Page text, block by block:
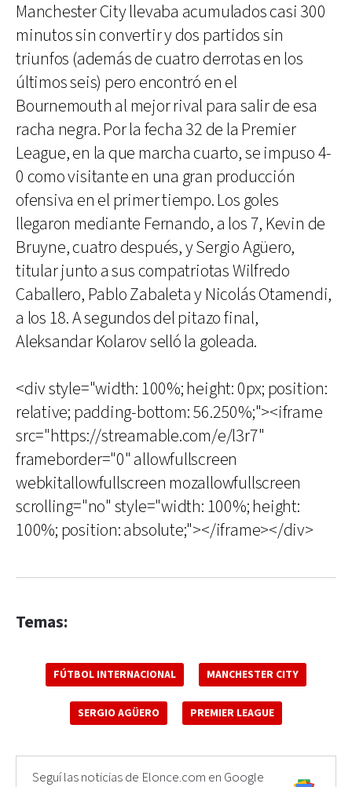
Manchester City llevaba acumulados casi 300
minutos sin convertir y dos partidos sin
triunfos (además de cuatro derrotas en los
últimos seis) pero encontró en el
Bournemouth al mejor rival para salir de esa
racha negra. Por la fecha 32 de la Premier
League, en la que marcha cuarto, se impuso 4-
0 como visitante en una gran producción
ofensiva en el primer tiempo. Los goles
llegaron mediante Fernando, a los 7, Kevin de
Bruyne, cuatro después, y Sergio Agüero,
titular junto a sus compatriotas Wilfredo
Caballero, Pablo Zabaleta y Nicolás Otamendi,
a los 18. A segundos del pitazo final,
Aleksandar Kolarov selló la goleada.
<div style="width: 100%; height: 0px; position:
relative; padding-bottom: 56.250%;"><iframe
src="https://streamable.com/e/l3r7"
frameborder="0" allowfullscreen
webkitallowfullscreen mozallowfullscreen
scrolling="no" style="width: 100%; height:
100%; position: absolute;"></iframe></div>
Temas:
FÚTBOL INTERNACIONAL MANCHESTER CITY
SERGIO AGÜERO PREMIER LEAGUE
Seguí las noticias de Elonce.com en Google